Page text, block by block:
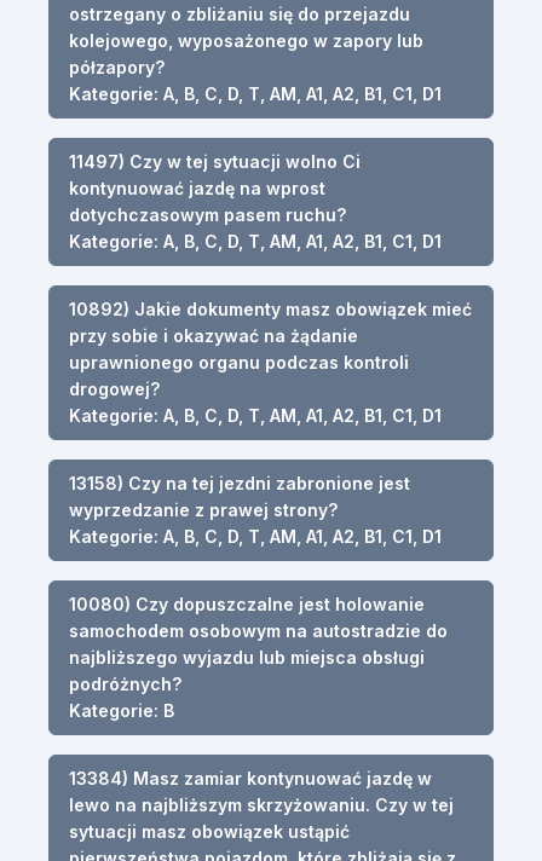
ostrzegany o zbliżaniu się do przejazdu
kolejowego, wyposażonego w zapory lub
półzapory?
Kategorie: A, B, C, D, T, AM, A1, A2, B1, C1, D1
11497) Czy w tej sytuacji wolno Ci
kontynuować jazdę na wprost
dotychczasowym pasem ruchu?
Kategorie: A, B, C, D, T, AM, A1, A2, B1, C1, D1
10892) Jakie dokumenty masz obowiązek mieć
przy sobie i okazywać na żądanie
uprawnionego organu podczas kontroli
drogowej?
Kategorie: A, B, C, D, T, AM, A1, A2, B1, C1, D1
13158) Czy na tej jezdni zabronione jest
wyprzedzanie z prawej strony?
Kategorie: A, B, C, D, T, AM, A1, A2, B1, C1, D1
10080) Czy dopuszczalne jest holowanie
samochodem osobowym na autostradzie do
najbliższego wyjazdu lub miejsca obsługi
podróżnych?
Kategorie: B
13384) Masz zamiar kontynuować jazdę w
lewo na najbliższym skrzyżowaniu. Czy w tej
sytuacji masz obowiązek ustąpić